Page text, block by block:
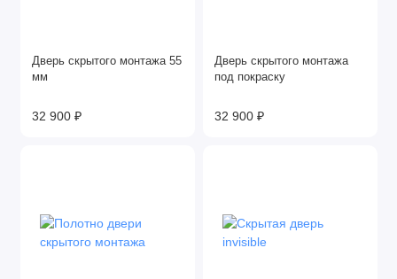
Дверь скрытого монтажа 55
мм
32 900 ₽
Дверь скрытого монтажа
под покраску
32 900 ₽